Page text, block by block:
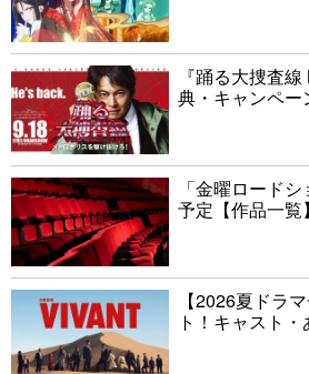
『踊る大捜査
典・キャンペー
「金曜ロード
予定【作品一覧】
【2026夏ドラ
ト！キャスト・